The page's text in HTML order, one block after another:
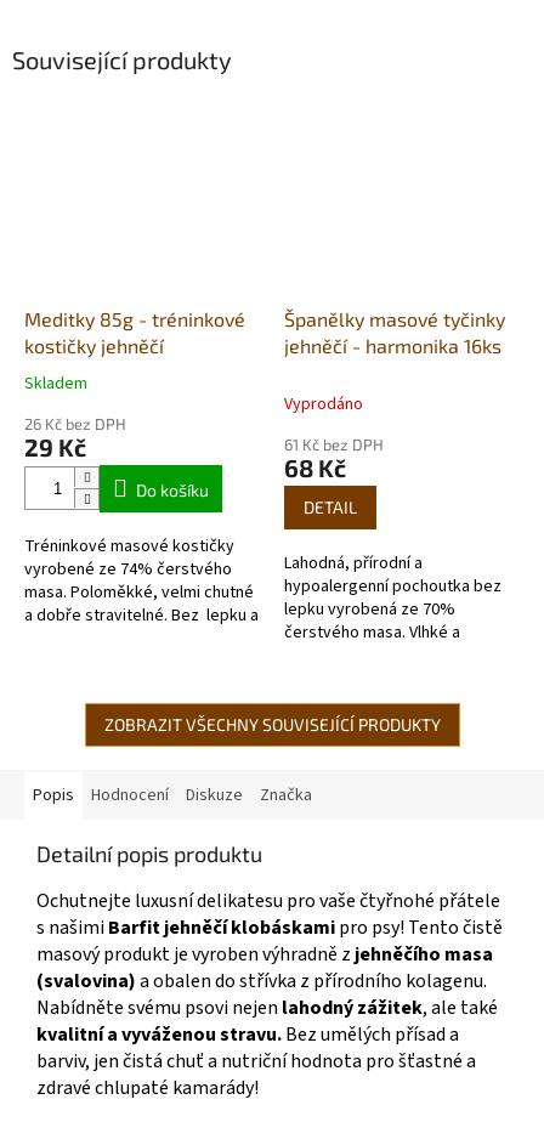
Související produkty
Meditky 85g - tréninkové
kostičky jehněčí
Průměrné
produktu
je
hvězdiček.
Skladem
26 Kč bez DPH
29 Kč
Do košíku
Tréninkové masové kostičky
vyrobené ze 74% čerstvého
masa. Poloměkké, velmi chutné
a dobře stravitelné. Bez lepku a
Španělky masové tyčinky
jehněčí - harmonika 16ks
Vyprodáno
61 Kč bez DPH
68 Kč
DETAIL
Lahodná, přírodní a
hypoalergenní pochoutka bez
lepku vyrobená ze 70%
čerstvého masa. Vlhké a
se lehce nalámat na...
ZOBRAZIT VŠECHNY SOUVISEJÍCÍ PRODUKTY
Popis Hodnocení Diskuze Značka
Detailní popis produktu
Ochutnejte luxusní delikatesu pro vaše čtyřnohé přátele
s našimiBarfitjehněčí klobáskamipro psy! Tento čistě
masový produkt je vyroben výhradně z jehněčího masa
(svalovina)a obalen do střívka z přírodního kolagenu.
Nabídněte svému psovi nejen lahodný zážitek, ale také
kvalitní a vyváženou stravu.Bez umělých přísad a
barviv, jen čistá chuť a nutriční hodnota pro šťastné a
zdravé chlupaté kamarády!